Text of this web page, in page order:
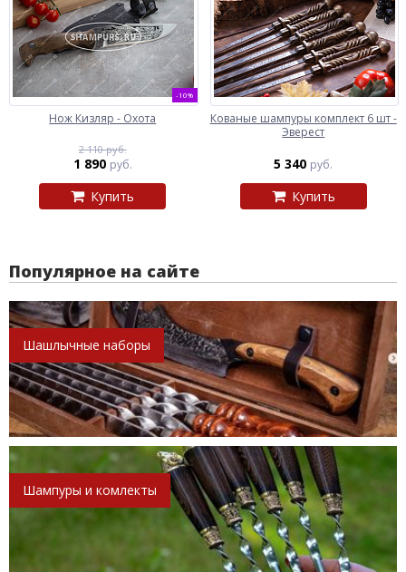
-10%
Нож Кизляр - Охота
2 110 руб.
1 890 руб.
Купить
Кованые шампуры комплект 6 шт -
Эверест
5 340 руб.
Купить
Популярное на сайте
Шашлычные наборы
Шампуры и комлекты